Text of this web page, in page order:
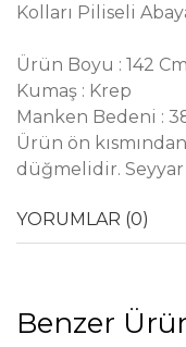
Kolları Piliseli
Ürün Boyu : 142 Cm
Kumaş : Krep
Manken Bedeni :
Ürün ön
düğmelidir. Seyyar
YORUMLAR (0)
Benzer